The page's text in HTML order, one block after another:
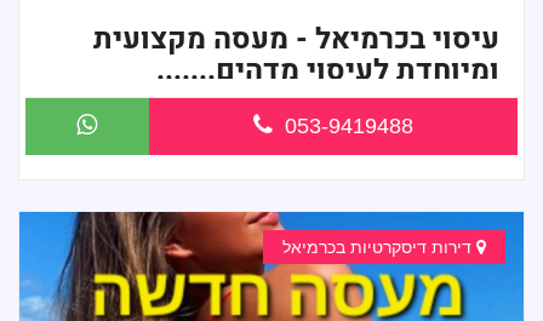
עיסוי בכרמיאל - מעסה מקצועית
ומיוחדת לעיסוי מדהים.......
053-9419488
דירות דיסקרטיות בכרמיאל